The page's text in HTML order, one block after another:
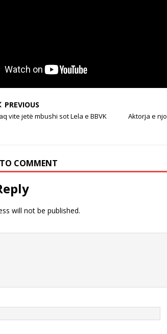
PREVIOUS
vite jetë mbushi sot Lela e BBVK
Aktorja e
COMMENT
will not be published.